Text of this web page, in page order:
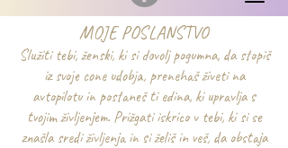
MOJE POSLANSTVO
Služiti tebi, ženski, ki si dovolj pogumna, da stopiš
iz svoje cone udobja, prenehaš živeti na
avtopilotu in postaneš ti edina, ki upravlja s
tvojim življenjem. Prižgati iskrico v tebi, ki si se
znašla sredi življenja in si želiš in veš, da obstaja